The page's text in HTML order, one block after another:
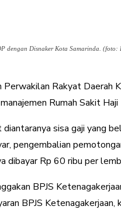
dengan Disnaker Kota Samarinda. (foto:
Rakyat Daerah
Rumah Sakit Haji
sisa gaji yang
pengembalian
dibayar Rp 60 ribu per
BPJS
BPJS